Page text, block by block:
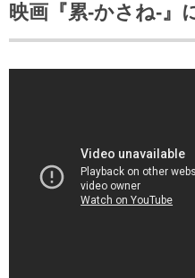
映画『累-かさね-』